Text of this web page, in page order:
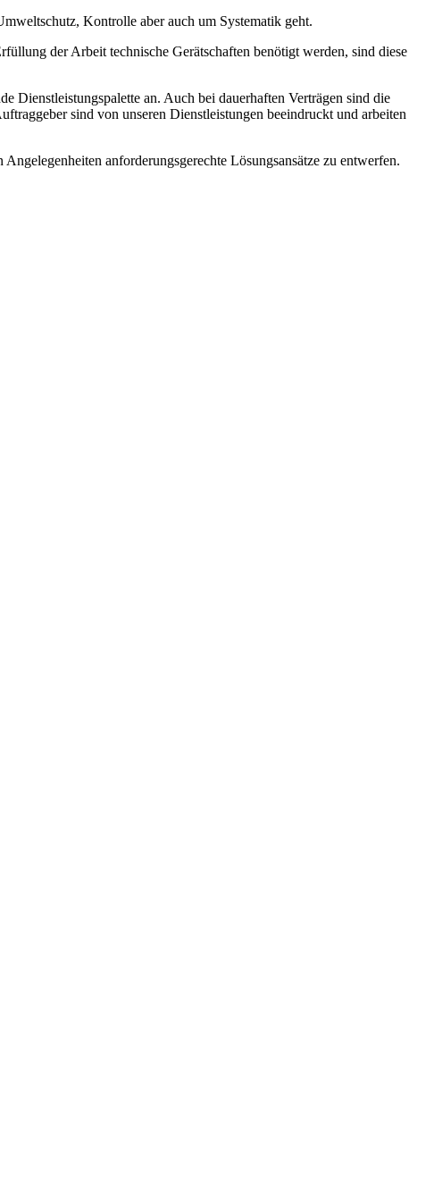
Kontrolle aber auch um Systematik geht.
der Arbeit technische Gerätschaften benötigt werden, sind diese
Dienstleistungspalette an. Auch bei dauerhaften Verträgen sind die
sind von unseren Dienstleistungen beeindruckt und arbeiten
anforderungsgerechte Lösungsansätze zu entwerfen.